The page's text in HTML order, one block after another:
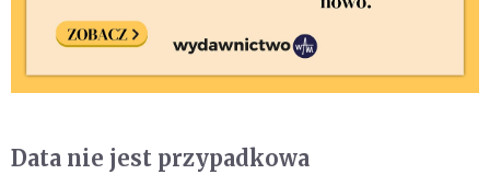
Data nie jest przypadkowa